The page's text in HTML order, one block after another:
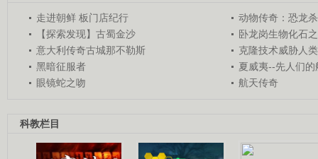
走进朝鲜 板门店纪行
动物传奇：恐龙
【探索发现】古蜀金沙
卧龙岗生物化石
意大利传奇古城那不勒斯
克隆技术威胁人
黑暗征服者
夏威夷--先人们的
眼镜蛇之吻
航天传奇
科教栏目